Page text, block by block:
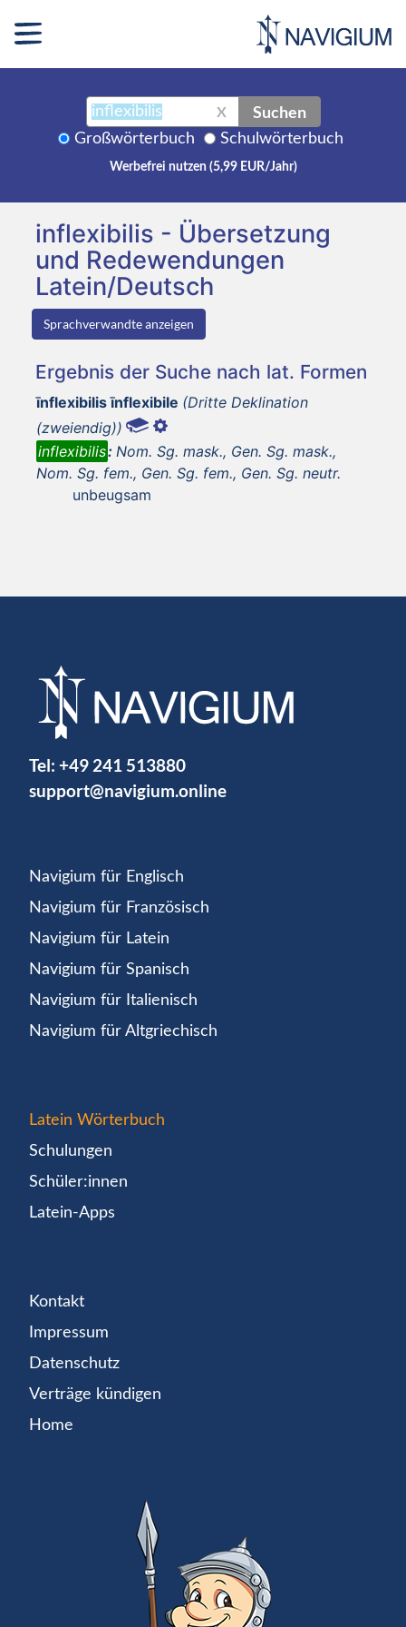
X Suchen
Großwörterbuch Schulwörterbuch
Werbefrei nutzen (5,99 EUR/Jahr)
inflexibilis - Übersetzung
und Redewendungen
Latein/Deutsch
Sprachverwandte anzeigen
Ergebnis der Suche nach lat. Formen
īnflexibilis īnflexibile (Dritte Deklination
(zweiendig))
inflexibilis: Nom. Sg. mask., Gen. Sg. mask.,
Nom. Sg. fem., Gen. Sg. fem., Gen. Sg. neutr.
unbeugsam
Tel: +49 241 513880
support@navigium.online
Navigium für Englisch
Navigium für Französisch
Navigium für Latein
Navigium für Spanisch
Navigium für Italienisch
Navigium für Altgriechisch
Latein Wörterbuch
Schulungen
Schüler:innen
Latein-Apps
Kontakt
Impressum
Datenschutz
Verträge kündigen
Home